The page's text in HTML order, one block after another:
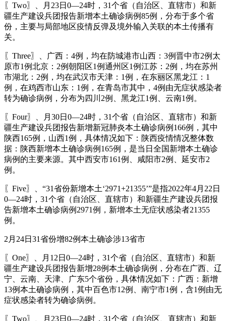
〖Two〗、月23日0—24时，31个省（自治区、直辖市）和新
疆生产建设兵团报告新增本土确诊病例85例，分布于多个省
份，主要与局部地区疫情反弹及境外输入关联的本土传播有
关。
〖Three〗、广西：4例，均在防城港市山西：3例晋中市2例太
原市1例北京：2例朝阳区1例通州区1例江苏：2例，均在苏州
市湖北：2例，均在武汉市天津：1例，在东丽区黑龙江：1
例，在鸡西市山东：1例，在青岛市其中，4例由无症状感染者
转为确诊病例，分布为四川2例、黑龙江1例、云南1例。
〖Four〗、月30日0—24时，31个省（自治区、直辖市）和新
疆生产建设兵团报告新增新冠肺炎本土确诊病例166例，其中
陕西165例，山西1例，具体情况如下：陕西疫情情况整体数
据：陕西新增本土确诊病例165例，是当日全国新增本土确诊
病例的主要来源。其中西安市161例、咸阳市2例、延安市2
例。
〖Five〗、“31省份新增本土‘2971+21355’”是指2022年4月22日
0—24时，31个省（自治区、直辖市）和新疆生产建设兵团报
告新增本土确诊病例2971例，新增本土无症状感染者21355
例。
2月24日31省份增82例本土确诊涉13省市
〖One〗、月12日0—24时，31个省（自治区、直辖市）和新
疆生产建设兵团报告新增28例本土确诊病例，分布在广西、辽
宁、云南、天津、广东5个省份，具体情况如下：广西：新增
13例本土确诊病例，其中百色市12例、南宁市1例，含1例由无
症状感染者转为确诊病例。
〖Two〗、月23日0—24时，31个省（自治区、直辖市）和新